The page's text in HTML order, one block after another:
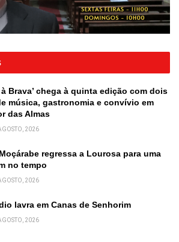
à Brava’ chega à quinta edição com dois
música, gastronomia e convívio em
das Almas
2026
regressa a Lourosa para uma
no tempo
2026
lavra em Canas de Senhorim
2026